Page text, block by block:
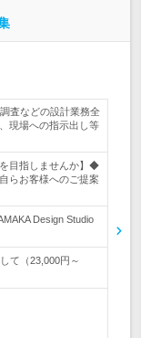
査などの設計業務全
現場への指示出し等
を目指しませんか】◆
らお客様へのご提案
Design Studio
て（23,000円～